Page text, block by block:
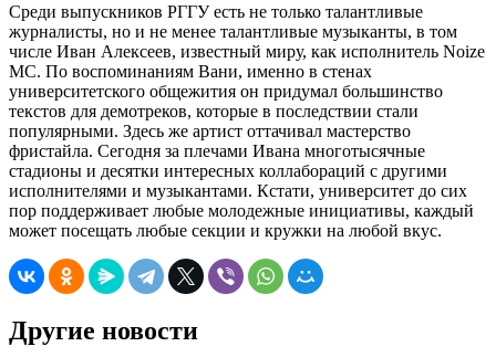
Среди выпускников РГГУ есть не только талантливые
журналисты, но и не менее талантливые музыканты, в том
числе Иван Алексеев, известный миру, как исполнитель Noize
MC. По воспоминаниям Вани, именно в стенах
университетского общежития он придумал большинство
текстов для демотреков, которые в последствии стали
популярными. Здесь же артист оттачивал мастерство
фристайла. Сегодня за плечами Ивана многотысячные
стадионы и десятки интересных коллабораций с другими
исполнителями и музыкантами. Кстати, университет до сих
пор поддерживает любые молодежные инициативы, каждый
может посещать любые секции и кружки на любой вкус.
Другие новости